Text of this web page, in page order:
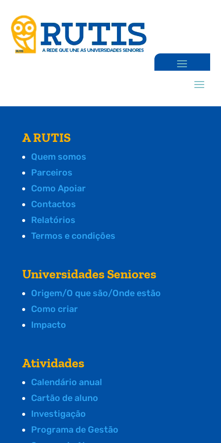
A RUTIS
Quem somos
Parceiros
Como Apoiar
Contactos
Relatórios
Termos e condições
Universidades Seniores
Origem/O que são/Onde estão
Como criar
Impacto
Atividades
Calendário anual
Cartão de aluno
Investigação
Programa de Gestão